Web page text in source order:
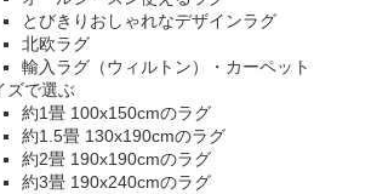
とびきりおしゃれなデザインラグ
北欧ラグ
輸入ラグ（ウィルトン）・カーペット
ズで選ぶ
約1畳 100x150cmのラグ
約1.5畳 130x190cmのラグ
約2畳 190x190cmのラグ
約3畳 190x240cmのラグ